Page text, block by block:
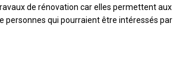
de rénovation car elles permettent aux
personnes qui pourraient être intéressés par